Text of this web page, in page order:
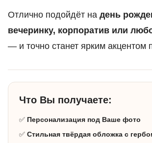
Отлично подойдёт на день
вечеринку, корпоратив или
— и точно станет ярким акцентом
Что Вы получаете:
✅ Персонализация под Ваше фото
✅ Стильная твёрдая обложка с